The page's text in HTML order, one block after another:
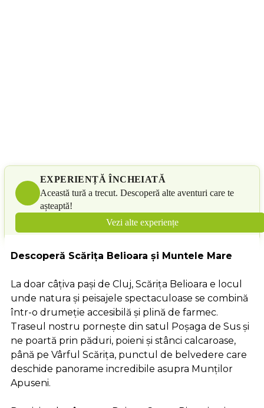
EXPERIENȚĂ ÎNCHEIATĂ
Această tură a trecut. Descoperă alte aventuri care te
așteaptă!
Vezi alte experiențe
Descoperă Scărița Belioara și Muntele Mare
La doar câțiva pași de Cluj, Scărița Belioara e locul
unde natura și peisajele spectaculoase se combină
într-o drumeție accesibilă și plină de farmec.
Traseul nostru pornește din satul Poșaga de Sus și
ne poartă prin păduri, poieni și stânci calcaroase,
până pe Vârful Scărița, punctul de belvedere care
deschide panorame incredibile asupra Munților
Apuseni.